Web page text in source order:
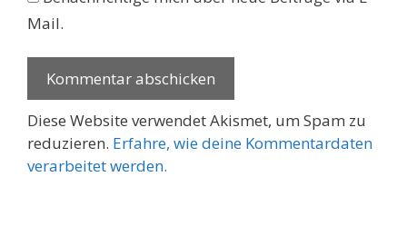
Mail.
Diese Website verwendet Akismet, um Spam zu
reduzieren. Erfahre, wie deine Kommentardaten
verarbeitet werden.